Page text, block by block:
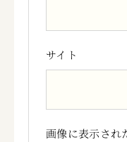
サイト
画像に表示され